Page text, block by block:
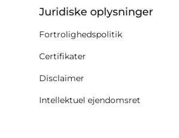
Juridiske oplysninger
Fortrolighedspolitik
Certifikater
Disclaimer
Intellektuel ejendomsret